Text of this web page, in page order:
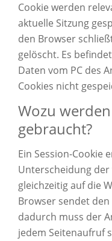
Cookie werden
aktuelle Sitzung
den Browser
gelöscht. Es
Daten vom PC des
Cookies nicht
Wozu
gebraucht?
Ein Session-Cookie
Unterscheidung
gleichzeitig auf die
Browser sendet
dadurch muss der
jedem Seitenaufruf